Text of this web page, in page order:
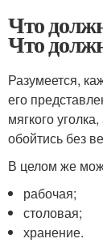
Что
Что
Разумеется,
его
мягкого
обойтись без
В целом же
рабочая;
столовая;
хранение.